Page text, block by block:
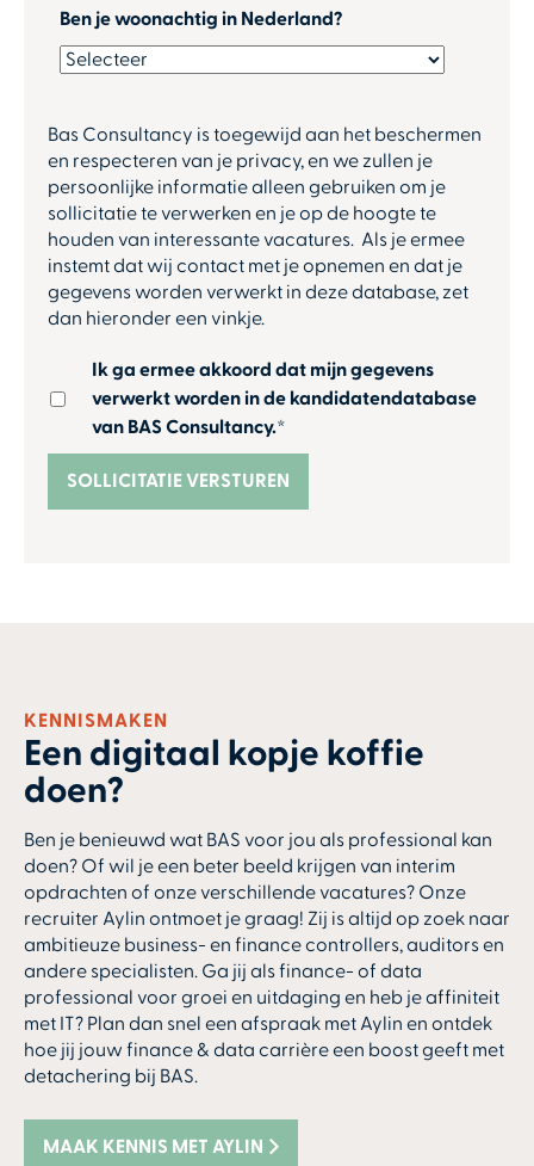
Ben je woonachtig in Nederland?
Bas Consultancy is toegewijd aan het beschermen
en respecteren van je privacy, en we zullen je
persoonlijke informatie alleen gebruiken om je
sollicitatie te verwerken en je op de hoogte te
houden van interessante vacatures. Als je ermee
instemt dat wij contact met je opnemen en dat je
gegevens worden verwerkt in deze database, zet
dan hieronder een vinkje.
Ik ga ermee akkoord dat mijn gegevens
verwerkt worden in de kandidatendatabase
van BAS Consultancy.*
KENNISMAKEN
Een digitaal kopje koffie
doen?
Ben je benieuwd wat BAS voor jou als professional kan
doen? Of wil je een beter beeld krijgen van interim
opdrachten of onze verschillende vacatures? Onze
recruiter Aylin ontmoet je graag! Zij is altijd op zoek naar
ambitieuze business- en finance controllers, auditors en
andere specialisten. Ga jij als finance- of data
professional voor groei en uitdaging en heb je affiniteit
met IT? Plan dan snel een afspraak met Aylin en ontdek
hoe jij jouw finance & data carrière een boost geeft met
detachering bij BAS.
MAAK KENNIS MET AYLIN